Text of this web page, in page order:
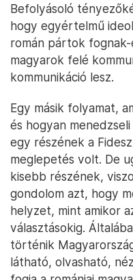
Befolyásoló
hogy egyértelmű
román pártok
magyarok felé
kommunikáció lesz.
Egy másik folyamat,
és hogyan
egy részének a
meglepetés volt. De
kisebb részének,
gondolom azt, hogy
helyzet, mint amikor
választásokig.
történik
látható, olvasható,